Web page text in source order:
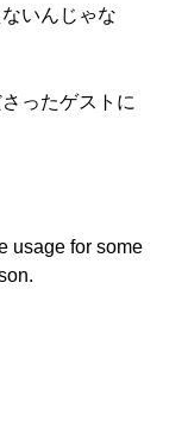
いんじゃな
ったゲストに
usage for some